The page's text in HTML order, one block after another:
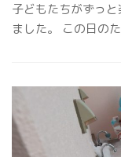
子どもたちがずっ
ました。 この日の